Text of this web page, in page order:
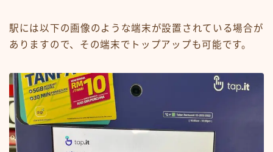
駅には以下の画像のような端末が設置されている場合が
ありますので、その端末でトップアップも可能です。